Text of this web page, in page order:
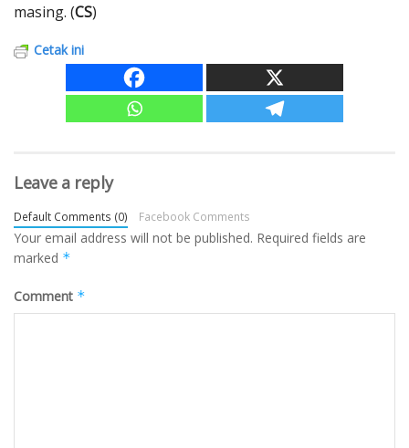
masing. (CS)
Cetak ini
Leave a reply
Default Comments (0) Facebook Comments
Your email address will not be published. Required fields are
marked *
Comment *